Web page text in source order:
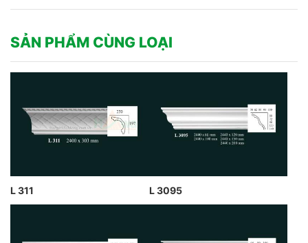
SẢN PHẨM CÙNG LOẠI
L 311 L 3095